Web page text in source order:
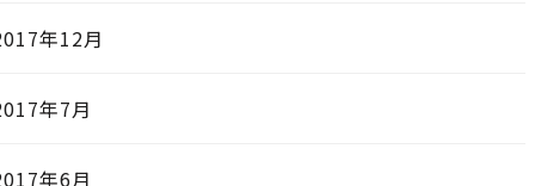
年12月
年7月
年6月